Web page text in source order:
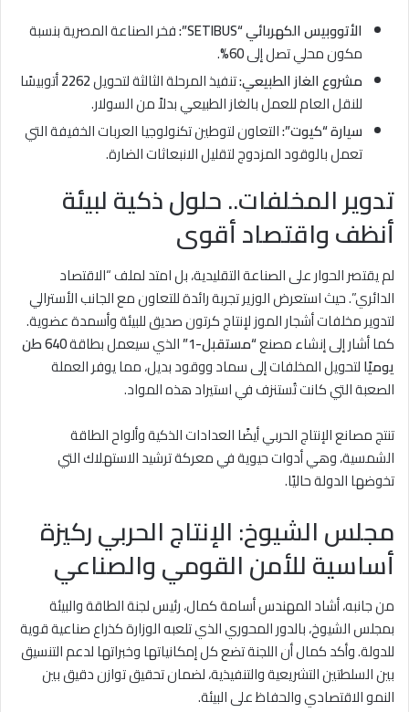
الأتووبيس الكهربائي “SETIBUS”:
فخر الصناعة المصرية بنسبة
مكون محلي تصل إلى60%
.
مشروع الغاز الطبيعي:تنفيذ المرحلة الثالثة لتحويل2262أتوبيسًا
للنقل العام للعمل بالغاز الطبيعي بدلاً من السولار.
سيارة “كيوت”:التعاون لتوطين تكنولوجيا العربات الخفيفة التي
تعمل بالوقود المزدوج لتقليل الانبعاثات الضارة.
تدوير المخلفات.. حلول ذكية لبيئة
أنظف واقتصاد أقوى
لم يقتصر الحوار على الصناعة التقليدية، بل امتد لملف “الاقتصاد
الدائري”. حيث استعرض الوزير تجربة رائدة للتعاون مع الجانب الأسترالي
لتدوير مخلفات أشجار الموز لإنتاج كرتون صديق للبيئة وأسمدة عضوية.
كما أشار إلى إنشاء مصنع“مستقبل-1” الذي سيعمل بطاقة
640 طن
يوميًالتحويل المخلفات إلى سماد ووقود بديل، مما يوفر العملة
الصعبة التي كانت تُستنزف في استيراد هذه المواد.
تنتج مصانع الإنتاج الحربي أيضًا العدادات الذكية وألواح الطاقة
الشمسية، وهي أدوات حيوية في معركة ترشيد الاستهلاك التي
تخوضها الدولة حاليًا.
مجلس الشيوخ: الإنتاج الحربي ركيزة
أساسية للأمن القومي والصناعي
من جانبه، أشاد المهندس أسامة كمال، رئيس لجنة الطاقة والبيئة
بمجلس الشيوخ، بالدور المحوري الذي تلعبه الوزارة كذراع صناعية قوية
للدولة. وأكد كمال أن اللجنة تضع كل إمكانياتها وخبراتها لدعم التنسيق
بين السلطتين التشريعية والتنفيذية، لضمان تحقيق توازن دقيق بين
النمو الاقتصادي والحفاظ على البيئة.